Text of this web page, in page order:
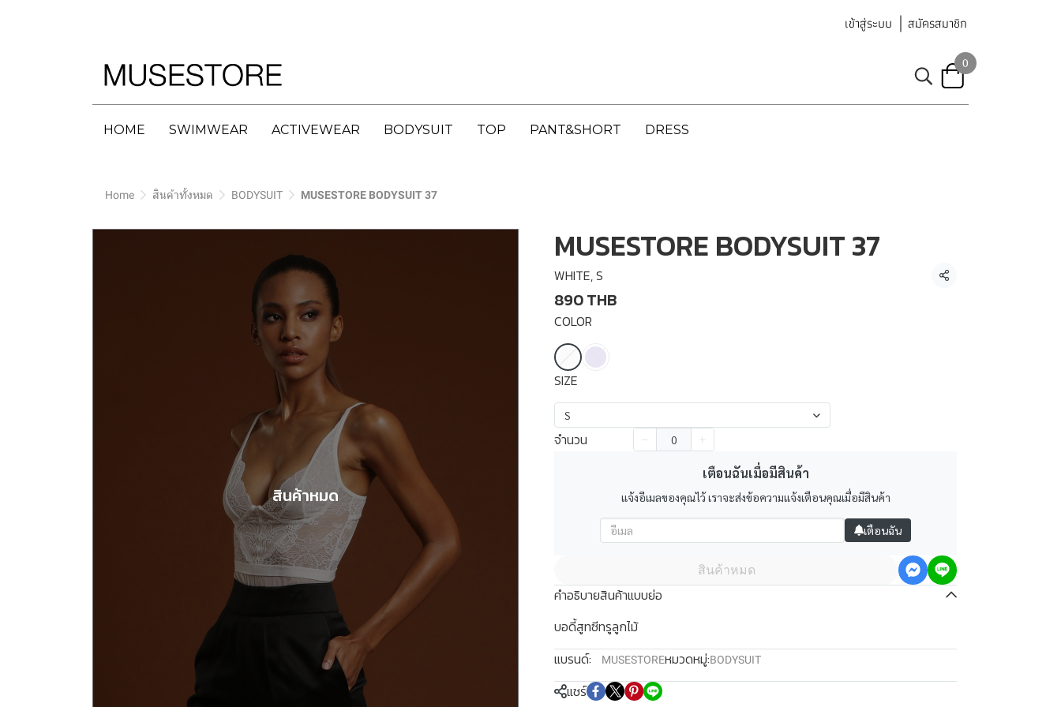
เข้าสู่ระบบ สมัครสมาชิก
0
HOME SWIMWEAR ACTIVEWEAR BODYSUIT TOP PANT&SHORT DRESS
Home สินค้าทั้งหมด BODYSUIT MUSESTORE BODYSUIT 37
สินค้าหมด
MUSESTORE BODYSUIT 37
WHITE, S แชร์
890 THB
COLOR
SIZE
S
จำนวน
เตือนฉันเมื่อมีสินค้า
แจ้งอีเมลของคุณไว้ เราจะส่งข้อความแจ้งเตือนคุณเมื่อมีสินค้า
เตือนฉัน
สินค้าหมด
คำอธิบายสินค้าแบบย่อ
บอดี้สูทซีทรูลูกไม้
แบรนด์:
MUSESTOREหมวดหมู่:BODYSUIT
แชร์